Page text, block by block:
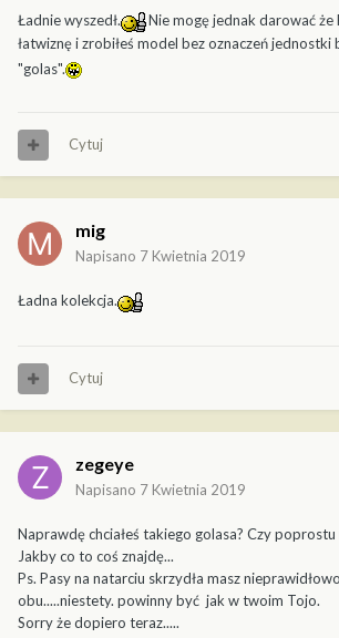
Ładnie wyszedł.
Nie mogę jednak darować że
łatwiznę i zrobiłeś model bez oznaczeń jednostki
"golas".
Cytuj
mig
Napisano 7 Kwietnia 2019
Ładna kolekcja.
Cytuj
zegeye
Napisano 7 Kwietnia 2019
Naprawdę chciałeś takiego golasa? Czy poprostu
Jakby co to coś znajdę...
Ps. Pasy na natarciu skrzydła masz
obu.....niestety. powinny być jak w twoim Tojo.
Sorry że dopiero teraz.....